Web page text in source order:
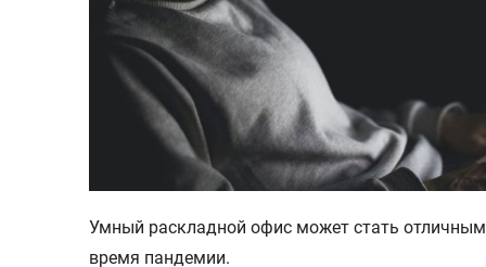
Умный раскладной офис может стать
время пандемии.